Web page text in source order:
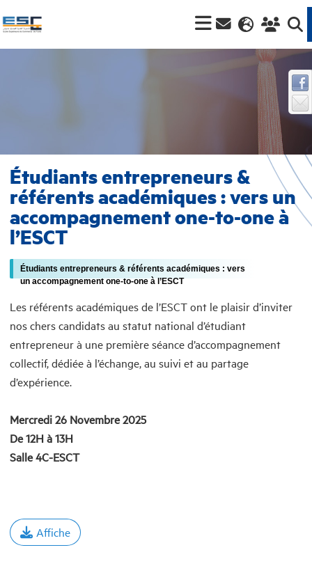
Étudiants entrepreneurs &
référents académiques : vers un
accompagnement one-to-one à
l’ESCT
Étudiants entrepreneurs & référents académiques : vers
un accompagnement one-to-one à l’ESCT
Les référents académiques de l’ESCT ont le plaisir d’inviter
nos chers candidats au statut national d’étudiant
entrepreneur à une première séance d’accompagnement
collectif, dédiée à l’échange, au suivi et au partage
d’expérience.
Mercredi 26 Novembre 2025
De 12H à 13H
Salle 4C-ESCT
Affiche